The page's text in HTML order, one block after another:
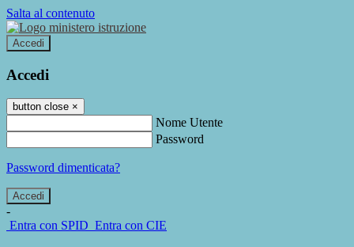
Salta al contenuto
Accedi
Accedi
button close ×
Nome Utente
Password
Password dimenticata?
-
Entra con SPID Entra con CIE